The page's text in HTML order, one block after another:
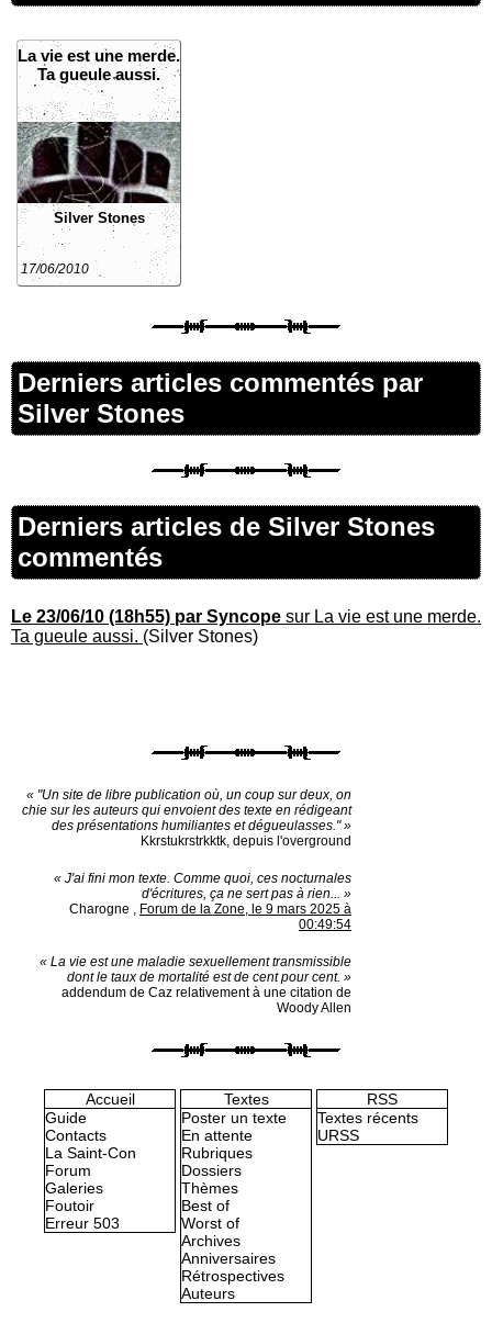
La vie est une merde.
Ta gueule aussi.
Silver Stones
17/06/2010
Derniers articles commentés par
Silver Stones
Derniers articles de Silver Stones
commentés
Le 23/06/10 (18h55) par Syncope sur La vie est une merde.
Ta gueule aussi. (Silver Stones)
« "Un site de libre publication où, un coup sur deux, on
chie sur les auteurs qui envoient des texte en rédigeant
des présentations humiliantes et dégueulasses." »
Kkrstukrstrkktk, depuis l'overground
« J'ai fini mon texte. Comme quoi, ces nocturnales
d'écritures, ça ne sert pas à rien... »
Charogne , Forum de la Zone, le 9 mars 2025 à
00:49:54
« La vie est une maladie sexuellement transmissible
dont le taux de mortalité est de cent pour cent. »
addendum de Caz relativement à une citation de
Woody Allen
Accueil
Guide
Contacts
La Saint-Con
Forum
Galeries
Foutoir
Erreur 503
Textes
Poster un texte
En attente
Rubriques
Dossiers
Thèmes
Best of
Worst of
Archives
Anniversaires
Rétrospectives
Auteurs
RSS
Textes récents
URSS